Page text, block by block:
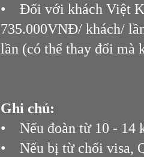
• Đối với khách Việt
735.000VNĐ/ khách/
lần (có thể thay đổi mà
Ghi chú:
• Nếu đoàn từ 10 - 14
• Nếu bị từ chối visa,